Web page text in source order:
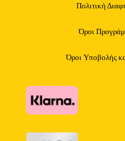
Πολιτική
Όροι
Όροι Υποβολής